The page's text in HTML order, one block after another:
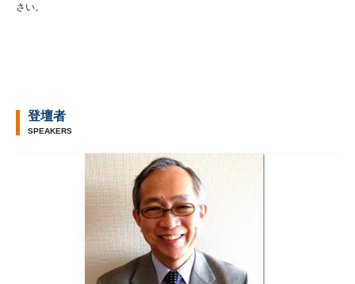
さい。
登壇者
SPEAKERS